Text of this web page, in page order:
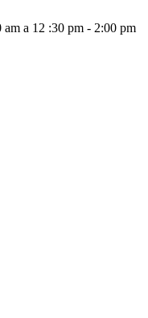
a 12 :30 pm - 2:00 pm